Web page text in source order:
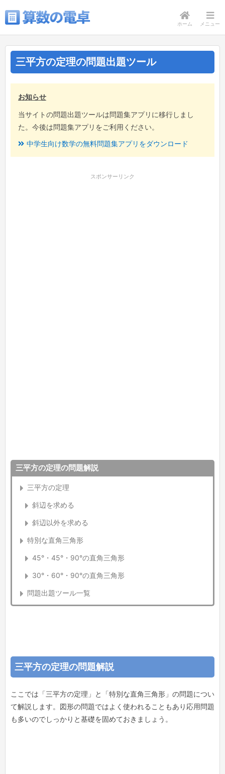
ホーム メニュー
三平方の定理の問題出題ツール
お知らせ
当サイトの問題出題ツールは問題集アプリに移行しまし
た。今後は問題集アプリをご利用ください。
中学生向け数学の無料問題集アプリをダウンロード
スポンサーリンク
三平方の定理の問題解説
三平方の定理
斜辺を求める
斜辺以外を求める
特別な直角三角形
45°・45°・90°の直角三角形
30°・60°・90°の直角三角形
問題出題ツール一覧
三平方の定理の問題解説
ここでは「三平方の定理」と「特別な直角三角形」の問題につい
て解説します。図形の問題ではよく使われることもあり応用問題
も多いのでしっかりと基礎を固めておきましょう。